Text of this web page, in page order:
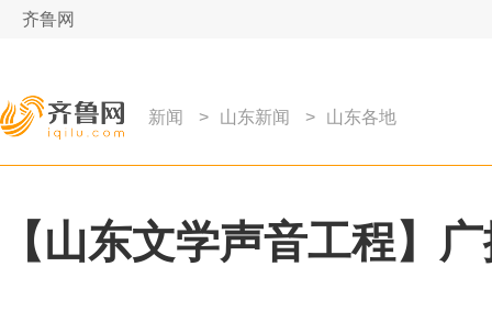
齐鲁网
新闻 > 山东新闻 > 山东各地
【山东文学声音工程】